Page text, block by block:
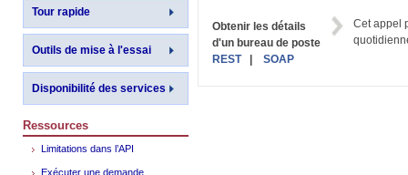
Tour rapide
Outils de mise à l'essai
Disponibilité des services
Ressources
Limitations dans l’API
Exécuter une demande
Obtenir les détails
d'un bureau de poste
REST| SOAP
Cet appel